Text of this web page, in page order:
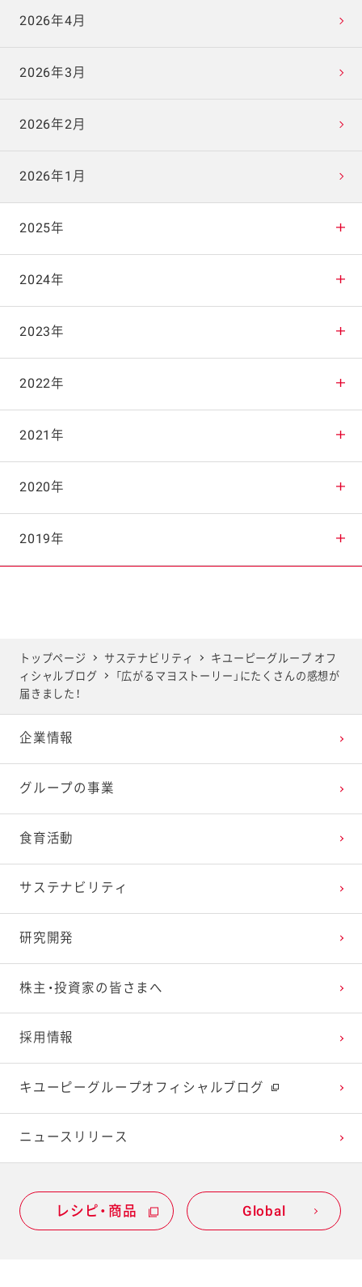
2026年4月
2026年3月
2026年2月
2026年1月
2025年
2025年12月
2025年11月
2025年10月
2025年9月
2025年8月
2025年7月
2025年4月
2025年3月
2025年2月
2024年
2024年12月
2024年11月
2024年10月
2024年9月
2024年8月
2024年5月
2024年4月
2024年3月
2023年
2023年12月
2023年11月
2023年10月
2023年9月
2023年6月
2023年5月
2023年4月
2022年
2022年12月
2022年11月
2022年10月
2022年7月
2022年6月
2022年5月
2021年
2021年12月
2021年11月
2021年8月
2021年7月
2021年6月
2020年
2020年12月
2020年9月
2020年8月
2020年7月
2019年
2019年10月
2019年9月
2019年8月
トップページ サステナビリティ
キユーピーグループ オフ
ィシャルブログ
「広がるマヨストーリー」にたくさんの感想が
届きました！
企業情報
グループの事業
食育活動
サステナビリティ
研究開発
株主・投資家の皆さまへ
採用情報
キユーピーグループオフィシャルブログ
ニュースリリース
レシピ・商品 Global